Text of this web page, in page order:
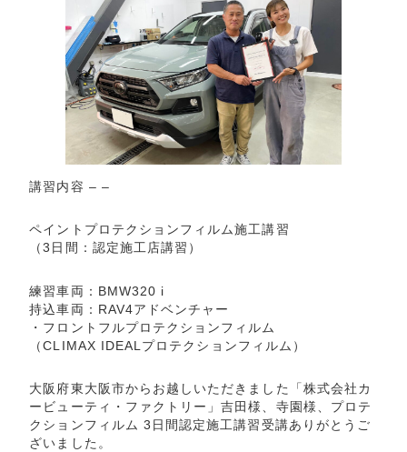
講習内容 – –
ペイントプロテクションフィルム施工講習
（3日間：認定施工店講習）
練習車両：BMW320 i
持込車両：RAV4アドベンチャー
・フロントフルプロテクションフィルム
（CLIMAX IDEALプロテクションフィルム）
大阪府東大阪市からお越しいただきました「株式会社カ
ービューティ・ファクトリー」吉田様、寺園様、プロテ
クションフィルム 3日間認定施工講習受講ありがとうご
ざいました。